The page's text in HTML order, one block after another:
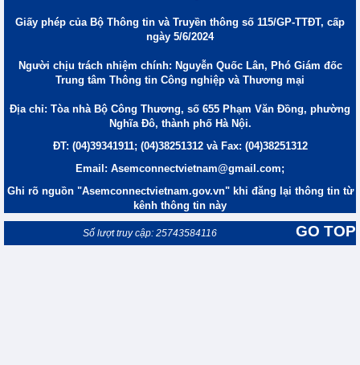
Giấy phép của Bộ Thông tin và Truyền thông số 115/GP-TTĐT, cấp
ngày 5/6/2024
Người chịu trách nhiệm chính: Nguyễn Quốc Lân, Phó Giám đốc
Trung tâm Thông tin Công nghiệp và Thương mại
Địa chỉ: Tòa nhà Bộ Công Thương, số 655 Phạm Văn Đồng, phường
Nghĩa Đô, thành phố Hà Nội.
ĐT: (04)39341911; (04)38251312 và Fax: (04)38251312
Email: Asemconnectvietnam@gmail.com;
Ghi rõ nguồn "Asemconnectvietnam.gov.vn" khi đăng lại thông tin từ
kênh thông tin này
GO TOP
Số lượt truy cập: 25743584116